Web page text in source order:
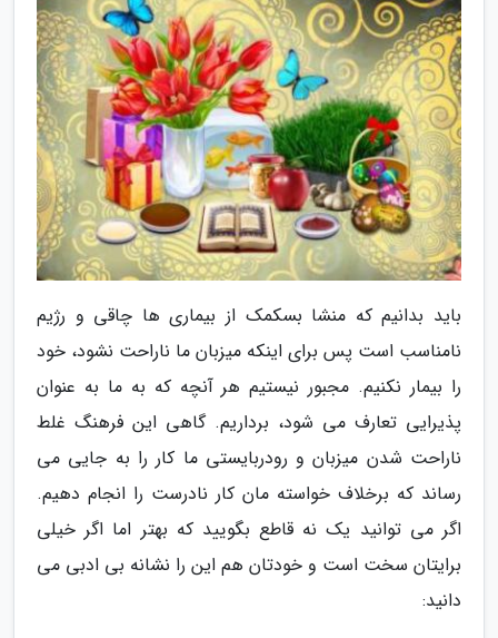
باید بدانیم که منشا بسکمک از بیماری ها چاقی و رژیم
نامناسب است پس برای اینکه میزبان ما ناراحت نشود، خود
را بیمار نکنیم. مجبور نیستیم هر آنچه که به ما به عنوان
پذیرایی تعارف می شود، برداریم. گاهی این فرهنگ غلط
ناراحت شدن میزبان و رودربایستی ما کار را به جایی می
رساند که برخلاف خواسته مان کار نادرست را انجام دهیم.
اگر می توانید یک نه قاطع بگویید که بهتر اما اگر خیلی
برایتان سخت است و خودتان هم این را نشانه بی ادبی می
دانید: